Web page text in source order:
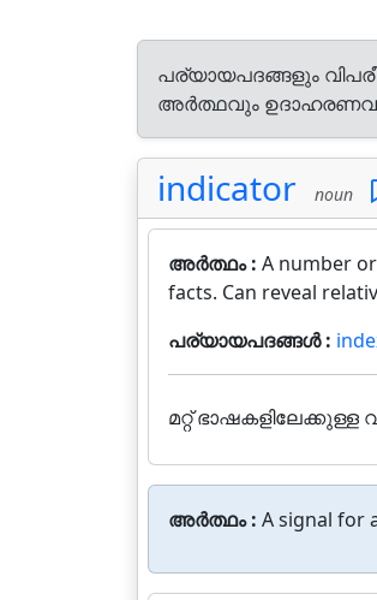
പര്യായപദങ്ങളും
അർത്ഥവും
indicator noun
അർത്ഥം : A number
facts. Can reveal
പര്യായപദങ്ങൾ :
മറ്റ് ഭാഷകളിലേക്കുള്ള
അർത്ഥം : A signal for